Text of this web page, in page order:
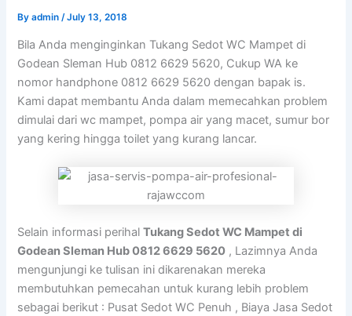
Byadmin/July 13, 2018
Bila Anda menginginkan Tukang Sedot WC Mampet di
Godean Sleman Hub 0812 6629 5620, Cukup WA ke
nomor handphone 0812 6629 5620 dengan bapak is.
Kami dapat membantu Anda dalam memecahkan problem
dimulai dari wc mampet, pompa air yang macet, sumur bor
yang kering hingga toilet yang kurang lancar.
Selain informasi perihalTukang Sedot WC Mampet di
Godean Sleman Hub 0812 6629 5620 , Lazimnya Anda
mengunjungi ke tulisan ini dikarenakan mereka
membutuhkan pemecahan untuk kurang lebih problem
sebagai berikut : Pusat Sedot WC Penuh , Biaya Jasa Sedot